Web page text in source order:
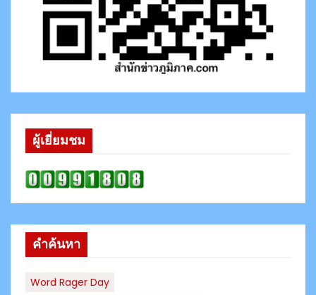
ผู้เยี่ยมชม
คำค้นหา
Word Rager Day